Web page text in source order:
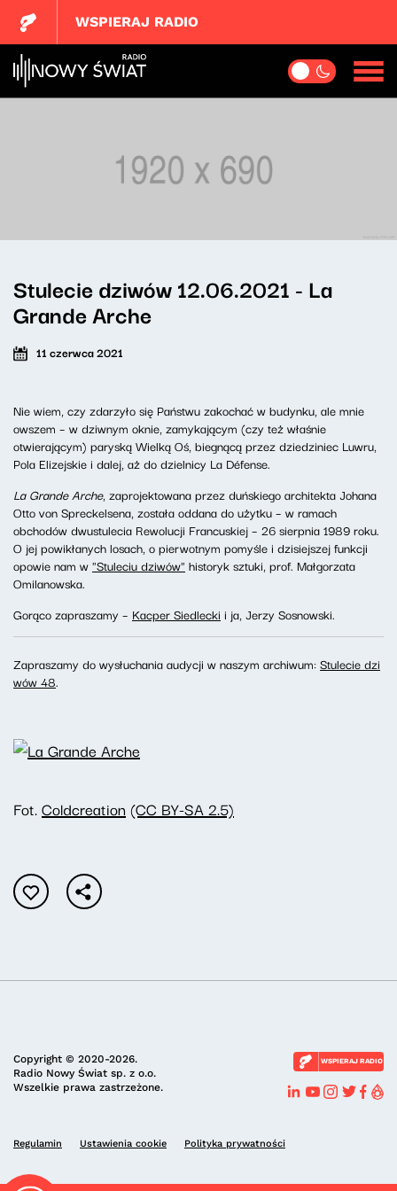
WSPIERAJ RADIO
Stulecie dziwów 12.06.2021 - La
Grande Arche
11 czerwca 2021
Nie wiem, czy zdarzyło się Państwu zakochać w budynku, ale mnie
owszem – w dziwnym oknie, zamykającym (czy też właśnie
otwierającym) paryską Wielką Oś, biegnącą przez dziedziniec Luwru,
Pola Elizejskie i dalej, aż do dzielnicy La Défense.
La Grande Arche, zaprojektowana przez duńskiego architekta Johana
Otto von Spreckelsena, została oddana do użytku – w ramach
obchodów dwustulecia Rewolucji Francuskiej – 26 sierpnia 1989 roku.
O jej powikłanych losach, o pierwotnym pomyśle i dzisiejszej funkcji
opowie nam w"Stuleciu dziwów" historyk sztuki, prof. Małgorzata
Omilanowska.
Gorąco zapraszamy – Kacper Siedlecki i ja, Jerzy Sosnowski.
Zapraszamy do wysłuchania audycji w naszym archiwum:Stulecie dzi
wów 48.
Fot.Coldcreation (CC BY-SA 2.5)
Copyright © 2020-2026.
Radio Nowy Świat sp. z o.o.
Wszelkie prawa zastrzeżone.
WSPIERAJ RADIO
Regulamin Ustawienia cookie Polityka prywatności